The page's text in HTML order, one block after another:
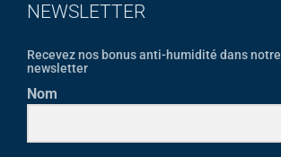
NEWSLETTER
Recevez nos bonus anti-humidité dans notre
newsletter
Nom